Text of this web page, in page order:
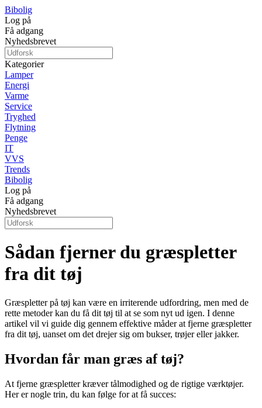
Bibolig
Log på
Få adgang
Nyhedsbrevet
Kategorier
Lamper
Energi
Varme
Service
Tryghed
Flytning
Penge
IT
VVS
Trends
Bibolig
Log på
Få adgang
Nyhedsbrevet
Sådan fjerner du græspletter
fra dit tøj
Græspletter på tøj kan være en irriterende udfordring, men med de
rette metoder kan du få dit tøj til at se som nyt ud igen. I denne
artikel vil vi guide dig gennem effektive måder at fjerne græspletter
fra dit tøj, uanset om det drejer sig om bukser, trøjer eller jakker.
Hvordan får man græs af tøj?
At fjerne græspletter kræver tålmodighed og de rigtige værktøjer.
Her er nogle trin, du kan følge for at få succes: